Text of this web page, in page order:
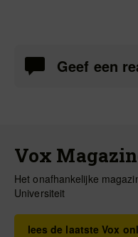
Geef een
Vox
Het onafhankelijke
Universiteit
lees de laatste Vox